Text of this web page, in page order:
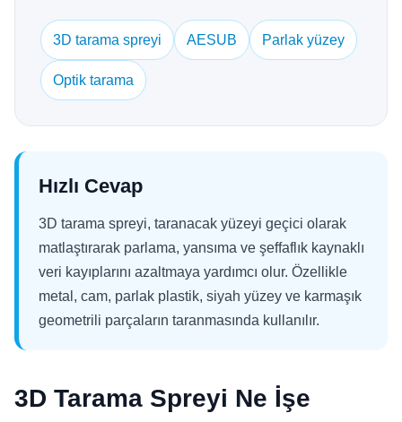
3D tarama spreyi AESUB Parlak yüzey
Optik tarama
Hızlı Cevap
3D tarama spreyi, taranacak yüzeyi geçici olarak
matlaştırarak parlama, yansıma ve şeffaflık kaynaklı
veri kayıplarını azaltmaya yardımcı olur. Özellikle
metal, cam, parlak plastik, siyah yüzey ve karmaşık
geometrili parçaların taranmasında kullanılır.
3D Tarama Spreyi Ne İşe